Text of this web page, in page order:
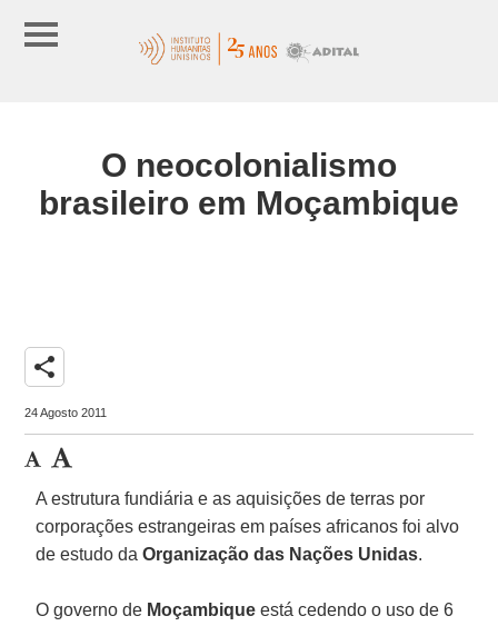
O neocolonialismo
brasileiro em Moçambique
share
24 Agosto 2011
A estrutura fundiária e as aquisições de terras por
corporações estrangeiras em países africanos foi alvo
de estudo daOrganização das Nações Unidas.
O governo de Moçambiqueestá cedendo o uso de 6